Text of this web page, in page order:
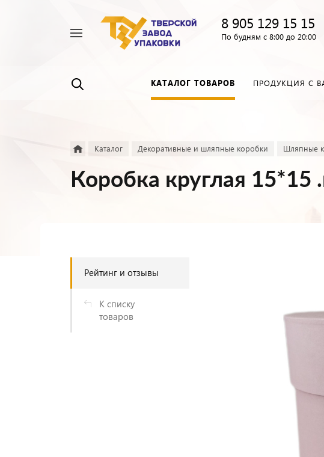
8 905 129 15 15
По будням с 8:00 до 20:00
КАТАЛОГ ТОВАРОВ ПРОДУКЦИЯ С
Каталог Декоративные и шляпные коробки Шляпные
Коробка круглая 15*15
Рейтинг и отзывы
К списку
товаров